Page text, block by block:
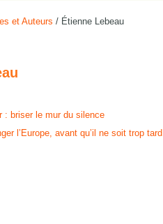
et Auteurs / Étienne Lebeau
: briser le mur du silence
l’Europe, avant qu’il ne soit trop tard